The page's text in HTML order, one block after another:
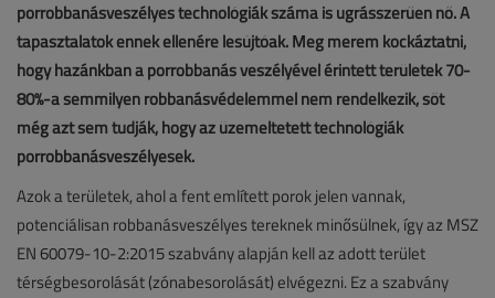
porrobbanásveszélyes technológiák száma is ugrásszerűen nő. A
tapasztalatok ennek ellenére lesújtóak. Meg merem kockáztatni,
hogy hazánkban a porrobbanás veszélyével érintett területek 70-
80%-a semmilyen robbanásvédelemmel nem rendelkezik, sőt
még azt sem tudják, hogy az üzemeltetett technológiák
porrobbanásveszélyesek.
Azok a területek, ahol a fent említett porok jelen vannak,
potenciálisan robbanásveszélyes tereknek minősülnek, így az MSZ
EN 60079-10-2:2015 szabvány alapján kell az adott terület
térségbesorolását (zónabesorolását) elvégezni. Ez a szabvány